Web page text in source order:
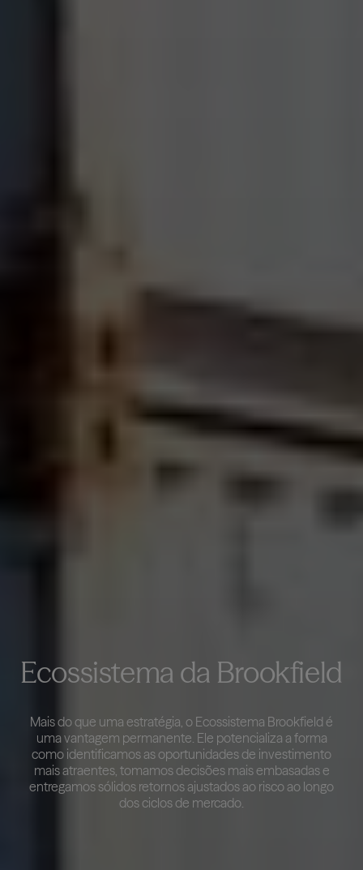
Ecossistema da Brookfield
Mais do que uma estratégia, o Ecossistema Brookfield é
uma vantagem permanente. Ele potencializa a forma
como identificamos as oportunidades de investimento
mais atraentes, tomamos decisões mais embasadas e
entregamos sólidos retornos ajustados ao risco ao longo
dos ciclos de mercado.